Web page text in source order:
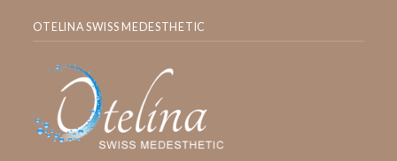
OTELINA SWISS MEDESTHETIC